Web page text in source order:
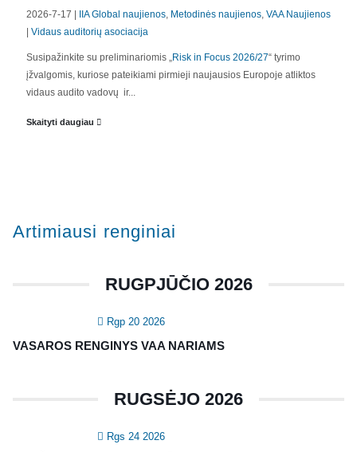
2026-7-17 | IIA Global naujienos Metodinės naujienos VAA Naujienos
| Vidaus auditorių asociacija
Susipažinkite su preliminariomis „ Risk in Focus 2026/27“ tyrimo
įžvalgomis, kuriose pateikiami pirmieji naujausios Europoje atliktos
vidaus audito vadovų ir...
Skaityti daugiau
Artimiausi renginiai
RUGPJŪČIO 2026
Rgp 20 2026
VASAROS RENGINYS VAA NARIAMS
RUGSĖJO 2026
Rgs 24 2026
APIE MUS
Konferencijos
CIA Medžiaga
KONTAKTAI
Vidaus auditorių asociacija, 124111729